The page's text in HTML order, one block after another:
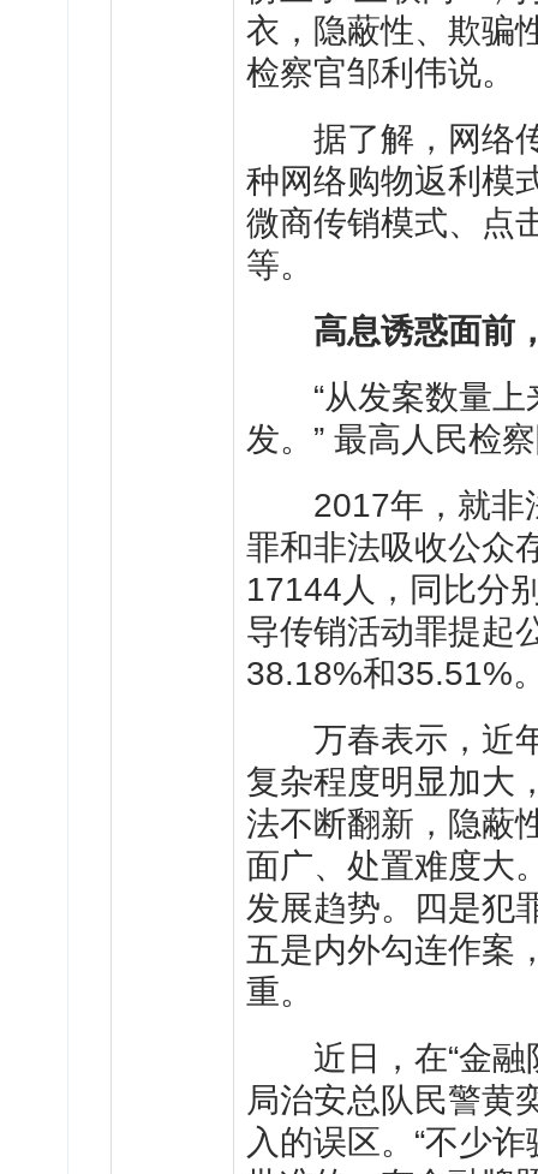
衣，隐蔽性、欺骗
检察官邹利伟说。
据了解，网络传
种网络购物返利模
微商传销模式、点
等。
高息诱惑面前
“从发案数量上
发。” 最高人民检
2017年，就非法
罪和非法吸收公众
17144人，同比分
导传销活动罪提起
38.18%和35.51%
万春表示，近年
复杂程度明显加大
法不断翻新，隐蔽
面广、处置难度大
发展趋势。四是犯
五是内外勾连作案
重。
近日，在“金融
局治安总队民警黄
入的误区。“不少